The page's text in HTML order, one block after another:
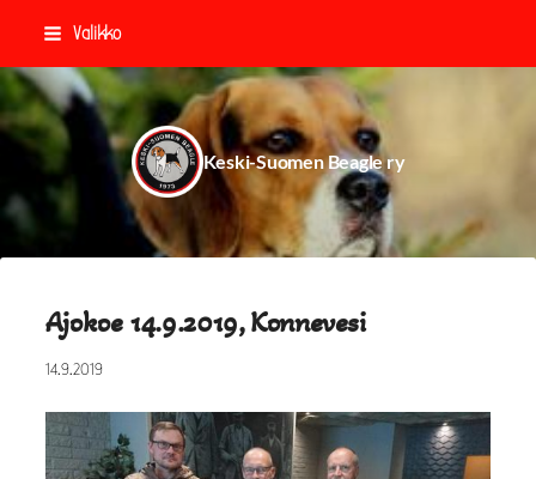
Siirry
sisältöön
Valikko
Keski-Suomen Beagle ry
Ajokoe 14.9.2019, Konnevesi
14.9.2019